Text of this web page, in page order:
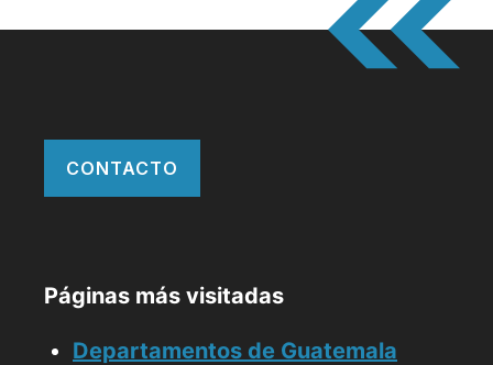
CONTACTO
Páginas más visitadas
Departamentos de Guatemala